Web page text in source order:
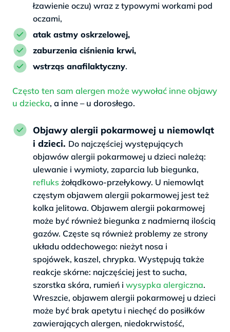
łzawienie oczu) wraz z typowymi workami pod
oczami,
atak astmy oskrzelowej,
zaburzenia ciśnienia krwi,
wstrząs anafilaktyczny.
Często ten sam alergen może wywołać inne objawy
u dziecka, a inne – u dorosłego.
Objawy alergii pokarmowej u niemowląt
i dzieci. Do najczęściej występujących
objawów alergii pokarmowej u dzieci należą:
ulewanie i wymioty, zaparcia lub biegunka,
refluks żołądkowo-przełykowy. U niemowląt
częstym objawem alergii pokarmowej jest też
kolka jelitowa. Objawem alergii pokarmowej
może być również biegunka z nadmierną ilością
gazów. Częste są również problemy ze strony
układu oddechowego: nieżyt nosa i
spojówek, kaszel, chrypka. Występują także
reakcje skórne: najczęściej jest to sucha,
szorstka skóra, rumień i wysypka alergiczna.
Wreszcie, objawem alergii pokarmowej u dzieci
może być brak apetytu i niechęć do posiłków
zawierających alergen, niedokrwistość,